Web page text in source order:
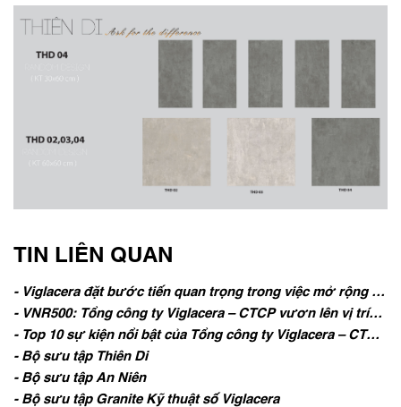
TIN LIÊN QUAN
- Viglacera đặt bước tiến quan trọng trong việc mở rộng thị
trường tại Mỹ - The International Surface Event (TISE) 2019
- VNR500: Tổng công ty Viglacera – CTCP vươn lên vị trí
dẫn đầu Top 500 doanh nghiệp lớn nhất Việt Nam trong
ngành sản xuất, kinh doanh vật liệu xây dựng
- Top 10 sự kiện nổi bật của Tổng công ty Viglacera – CTCP
năm 2018
- Bộ sưu tập Thiên Di
- Bộ sưu tập An Niên
- Bộ sưu tập Granite Kỹ thuật số Viglacera